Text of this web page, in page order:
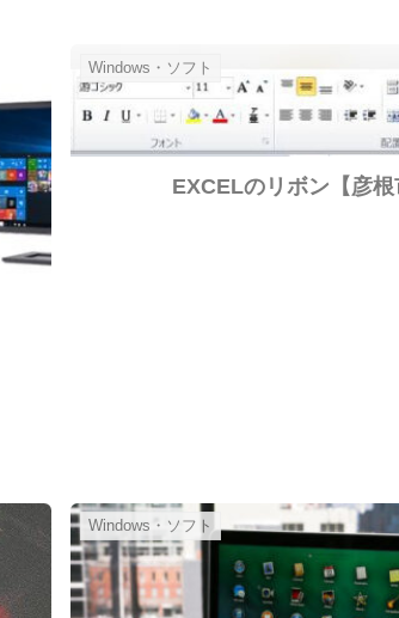
Windows・ソフト
EXCELのリボン【彦根
Windows・ソフト